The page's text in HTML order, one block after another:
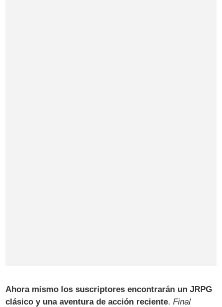
Ahora mismo los suscriptores encontrarán un JRPG
clásico y una aventura de acción reciente.Final